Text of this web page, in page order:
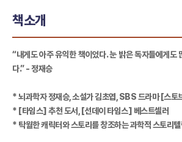
책소개
“내게도 아주 유익한 책이었다. 눈 밝은 독자들에게도
다.” - 정재승
* 뇌과학자 정재승, 소설가 김초엽, SBS 드라마 [스토
* [타임스] 추천 도서, [선데이 타임스] 베스트셀러
* 탁월한 캐릭터와 스토리를 창조하는 과학적 스토리